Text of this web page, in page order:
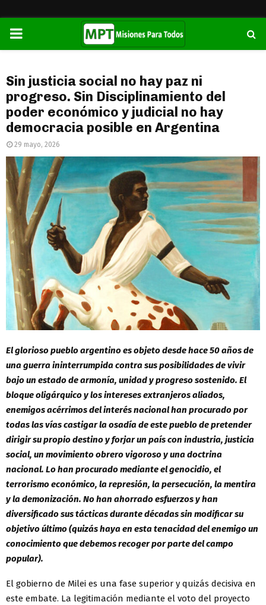
PRIMARY
Sin justicia social no hay paz ni
progreso. Sin Disciplinamiento del
poder económico y judicial no hay
democracia posible en Argentina
29 mayo, 2026
El glorioso pueblo argentino es objeto desde hace 50 años de
una guerra ininterrumpida contra sus posibilidades de vivir
bajo un estado de armonía, unidad y progreso sostenido. El
bloque oligárquico y los intereses extranjeros aliados,
enemigos acérrimos del interés nacional han procurado por
todas las vías castigar la osadía de este pueblo de pretender
dirigir su propio destino y forjar un país con industria, justicia
social, un movimiento obrero vigoroso y una doctrina
nacional. Lo han procurado mediante el genocidio, el
terrorismo económico, la represión, la persecución, la mentira
y la demonización. No han ahorrado esfuerzos y han
diversificado sus tácticas durante décadas sin modificar su
objetivo último (quizás haya en esta tenacidad del enemigo un
conocimiento que debemos recoger por parte del campo
popular).
El gobierno de Milei es una fase superior y quizás decisiva en
este embate. La legitimación mediante el voto del proyecto